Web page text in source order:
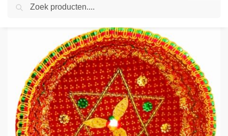
Home Wedding / Hindoestaanse manden